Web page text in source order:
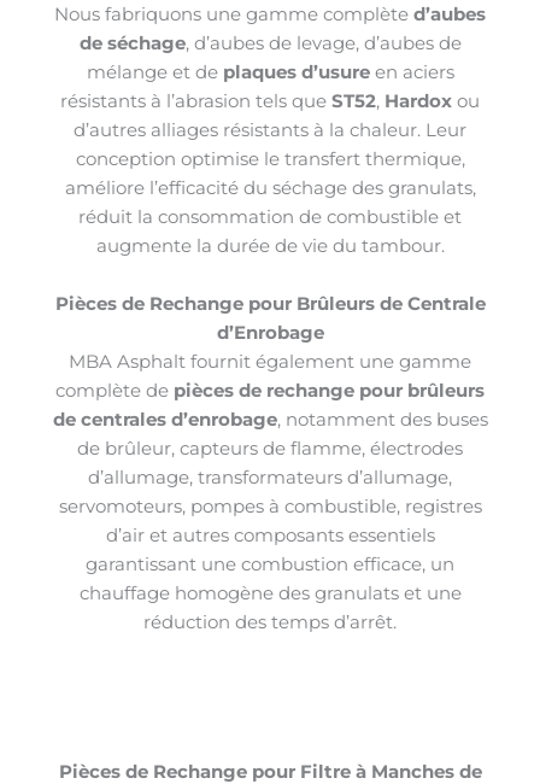
Nous fabriquons une gamme complète d’aubes
de séchage, d’aubes de levage, d’aubes de
mélange et de plaques d’usureen aciers
résistants à l’abrasion tels que ST52, Hardox ou
d’autres alliages résistants à la chaleur. Leur
conception optimise le transfert thermique,
améliore l’efficacité du séchage des granulats,
réduit la consommation de combustible et
augmente la durée de vie du tambour.
Pièces de Rechange pour Brûleurs de Centrale
d’Enrobage
MBA Asphalt fournit également une gamme
complète de pièces de rechange pour brûleurs
de centrales d’enrobage, notamment des buses
de brûleur, capteurs de flamme, électrodes
d’allumage, transformateurs d’allumage,
servomoteurs, pompes à combustible, registres
d’air et autres composants essentiels
garantissant une combustion efficace, un
chauffage homogène des granulats et une
réduction des temps d’arrêt.
Pièces de Rechange pour Filtre à Manches de